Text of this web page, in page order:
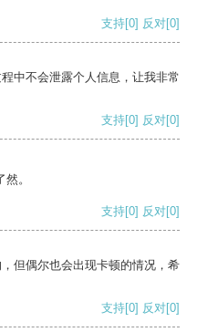
支持[0] 反对[0]
中不会泄露个人信息，让我非常
支持[0] 反对[0]
。
支持[0] 反对[0]
但偶尔也会出现卡顿的情况，希
支持[0] 反对[0]